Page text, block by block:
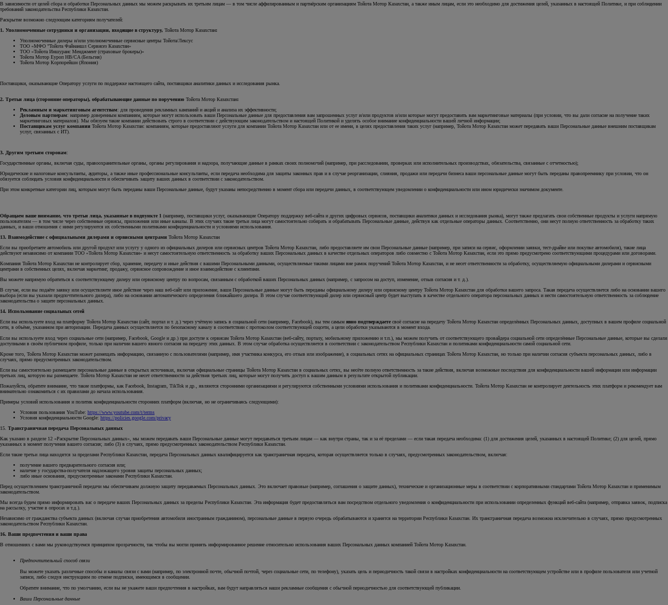
В зависимости от целей сбора и обработки Персональных данных мы можем раскрывать их третьим лицам — в том числе аффилированным и партнёрским организациям Тойота Мотор Казахстан, а также иным лицам, если это необходимо для достижения целей, указанных в настоящей Политике, и при соблюдении
требований законодательства Республики Казахстан.
Раскрытие возможно следующим категориям получателей:
1. Уполномоченные сотрудники и организации, входящие в структуру, Тойота Мотор Казахстан:
Уполномоченные дилеры и/или уполномоченные сервисные центры Тойота/Лексус
ТОО «МФО "Тойота Файнаншл Сервисез Казахстан»
ТОО «Тойота Иншуранс Менджмент (страховые брокеры)»
Тойота Мотор Еуроп HB/CA (Бельгия)
Тойота Мотор Корпорейшн (Япония)
Поставщики, оказывающие Оператору услуги по поддержке настоящего сайта, поставщики аналитики данных и исследования рынка.
2. Третьи лица (сторонние операторы), обрабатывающие данные по поручению Тойота Мотор Казахстан:
Рекламным и маркетинговым агентствам: для проведения рекламных кампаний и акций и анализа их эффективности;
Деловым партнерам: например доверенным компаниям, которые могут использовать ваши Персональные данные для предоставления вам запрошенных услуг и/или продуктов и/или которые могут предоставить вам маркетинговые материалы (при условии, что вы дали согласие на получение таких
маркетинговых материалов). Мы обязуем такие компании действовать строго в соответствии с действующим законодательством и настоящей Политикой и уделять особое внимание конфиденциальности вашей личной информации;
Поставщикам услуг компании Тойота Мотор Казахстан: компаниям, которые предоставляют услуги для компании Тойота Мотор Казахстан или от ее имени, в целях предоставления таких услуг (например, Тойота Мотор Казахстан может передавать ваши Персональные данные внешним поставщикам
услуг, связанных с ИТ).
3. Другим третьим сторонам:
Государственные органы, включая суды, правоохранительные органы, органы регулирования и надзора, получающие данные в рамках своих полномочий (например, при расследовании, проверках или исполнительных производствах, обязательства, связанные с отчетностью);
Юридические и налоговые консультанты, аудиторы, а также иные профессиональные консультанты, если передача необходима для защиты законных прав и в случае реорганизации, слияния, продажи или передачи бизнеса ваши персональные данные могут быть переданы правопреемнику при условии, что он
обязуется соблюдать условия конфиденциальности и обеспечивать защиту ваших данных в соответствии с законодательством.
При этом конкретные категории лиц, которым могут быть переданы ваши Персональные данные, будут указаны непосредственно в момент сбора или передачи данных, в соответствующем уведомлении о конфиденциальности или ином юридически значимом документе.
Обращаем ваше внимание, что третьи лица, указанные в подпункте 1 (например, поставщики услуг, оказывающие Оператору поддержку веб-сайта и других цифровых сервисов, поставщики аналитики данных и исследования рынка), могут также предлагать свои собственные продукты и услуги напрямую
пользователям — в том числе через собственные сервисы, приложения или иные каналы. В этих случаях такие третьи лица могут самостоятельно собирать и обрабатывать Персональные данные, действуя как отдельные операторы данных. Соответственно, они несут полную ответственность за обработку таких
данных, и ваши отношения с ними регулируются их собственными политиками конфиденциальности и условиями использования.
13. Взаимодействие с официальными дилерами и сервисными центрами Тойота Мотор Казахстан
Если вы приобретаете автомобиль или другой продукт или услугу у одного из официальных дилеров или сервисных центров Тойота Мотор Казахстан, либо предоставляете им свои Персональные данные (например, при записи на сервис, оформлении заявки, тест-драйве или покупке автомобиля), такие лица
действуют независимо от компании ТОО «Тойота Мотор Казахстан» и несут самостоятельную ответственность за обработку ваших Персональных данных в качестве отдельных операторов либо совместно с Тойота Мотор Казахстан, если это прямо предусмотрено соответствующими процедурами или договорами.
Компания Тойота Мотор Казахстан не контролирует сбор, хранение, передачу и иные действия с вашими Персональными данными, осуществляемые такими лицами вне рамок поручений Тойота Мотор Казахстан, и не несет ответственности за обработку, осуществляемую официальными дилерами и сервисными
центрами в собственных целях, включая маркетинг, продажу, сервисное сопровождение и иное взаимодействие с клиентами.
Вы можете напрямую обратиться к соответствующему дилеру или сервисному центру по вопросам, связанным с обработкой ваших Персональных данных (например, с запросом на доступ, изменение, отзыв согласия и т. д.).
В случае, если вы подаёте заявку или осуществляете иное действие через наш веб-сайт или приложение, ваши Персональные данные могут быть переданы официальному дилеру или сервисному центру Тойота Мотор Казахстан для обработки вашего запроса. Такая передача осуществляется либо на основании вашего
выбора (если вы указали предпочтительного дилера), либо на основании автоматического определения ближайшего дилера. В этом случае соответствующий дилер или сервисный центр будет выступать в качестве отдельного оператора персональных данных и нести самостоятельную ответственность за соблюдение
законодательства о защите персональных данных.
14. Использование социальных сетей
Если вы используете вход на платформу Тойота Мотор Казахстан (сайт, портал и т. д.) через учётную запись в социальной сети (например, Facebook), вы тем самым явно подтверждаете своё согласие на передачу Тойота Мотор Казахстан определённых Персональных данных, доступных в вашем профиле социальной
сети, в объёме, указанном при авторизации. Передача данных осуществляется по безопасному каналу в соответствии с протоколом соответствующей соцсети, а цели обработки указываются в момент входа.
Если вы используете вход через социальные сети (например, Facebook, Google и др.) при доступе к сервисам Тойота Мотор Казахстан (веб-сайту, порталу, мобильному приложению и т.п.), мы можем получить от соответствующего провайдера социальной сети определённые Персональные данные, которые вы сделали
доступными в своём публичном профиле, только при наличии вашего явного согласия на передачу этих данных. В этом случае обработка осуществляется в соответствии с законодательством Республики Казахстан и политиками конфиденциальности самой социальной сети.
Кроме того, Тойота Мотор Казахстан может размещать информацию, связанную с пользователями (например, имя участника конкурса, его отзыв или изображение), в социальных сетях на официальных страницах Тойота Мотор Казахстан, но только при наличии согласия субъекта персональных данных, либо в
случаях, прямо предусмотренных законодательством.
Если вы самостоятельно размещаете персональные данные в открытых источниках, включая официальные страницы Тойота Мотор Казахстан в социальных сетях, вы несёте полную ответственность за такие действия, включая возможные последствия для конфиденциальности вашей информации или информации
третьих лиц, которую вы размещаете. Тойота Мотор Казахстан не несет ответственности за действия третьих лиц, которые могут получить доступ к вашим данным в результате открытой публикации.
Пожалуйста, обратите внимание, что такие платформы, как Facebook, Instagram, TikTok и др., являются сторонними организациями и регулируются собственными условиями использования и политиками конфиденциальности. Тойота Мотор Казахстан не контролирует деятельность этих платформ и рекомендует вам
внимательно ознакомиться с их правилами до начала использования.
Примеры условий использования и политик конфиденциальности сторонних платформ (включая, но не ограничиваясь следующими):
Условия пользования YouTube: https://www.youtube.com/t/terms
Условия конфиденциальности Google: https://policies.google.com/privacy
15. Трансграничная передача Персональных данных
Как указано в разделе 12 «Раскрытие Персональных данных», мы можем передавать ваши Персональные данные могут передаваться третьим лицам — как внутри страны, так и за её пределами — если такая передача необходима: (1) для достижения целей, указанных в настоящей Политике; (2) для целей, прямо
указанных в момент получения вашего согласия; либо (3) в случаях, прямо предусмотренных законодательством Республики Казахстан.
Если такие третьи лица находятся за пределами Республики Казахстан, передача Персональных данных квалифицируется как трансграничная передача, которая осуществляется только в случаях, предусмотренных законодательством, включая:
получение вашего предварительного согласия или;
наличие у государства-получателя надлежащего уровня защиты персональных данных;
либо иные основания, предусмотренные законами Республики Казахстан.
Перед осуществлением трансграничной передачи мы обеспечиваем должную защиту передаваемых Персональных данных. Это включает правовые (например, соглашения о защите данных), технические и организационные меры в соответствии с корпоративными стандартами Тойота Мотор Казахстан и применимым
законодательством.
Мы всегда будем прямо информировать вас о передаче ваших Персональных данных за пределы Республики Казахстан. Эта информация будет предоставляться вам посредством отдельного уведомления о конфиденциальности при использовании определенных функций веб-сайта (например, отправка заявок, подписка
на рассылку, участие в опросах и т.д.).
Независимо от гражданства субъекта данных (включая случаи приобретения автомобиля иностранным гражданином), персональные данные в первую очередь обрабатываются и хранятся на территории Республики Казахстан. Их трансграничная передача возможна исключительно в случаях, прямо предусмотренных
законодательством Республики Казахстан.
16. Ваши предпочтения и ваши права
В отношениях с вами мы руководствуемся принципом прозрачности, так чтобы вы могли принять информированное решение относительно использования ваших Персональных данных компанией Тойота Мотор Казахстан.
Предпочтительный способ связи
Вы можете указать различные способы и каналы связи с вами (например, по электронной почте, обычной почтой, через социальные сети, по телефону), указать цель и периодичность такой связи в настройках конфиденциальности на соответствующем устройстве или в профиле пользователя или учетной
записи, либо следуя инструкциям по отмене подписки, имеющимся в сообщении.
Обратите внимание, что по умолчанию, если вы не укажете ваши предпочтения в настройках, вам будут направляться наши рекламные сообщения с обычной периодичностью для соответствующей публикации.
Ваши Персональные данные